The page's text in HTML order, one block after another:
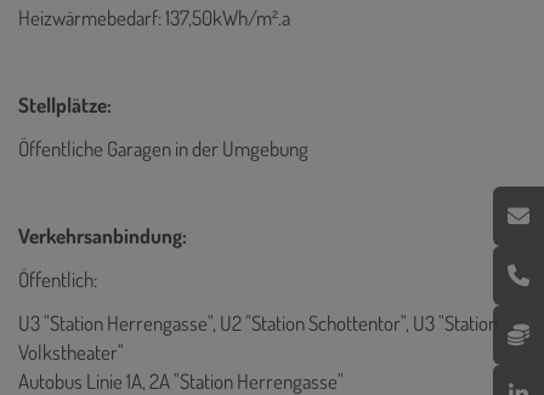
Heizwärmebedarf: 137,50kWh/m².a
Stellplätze:
Öffentliche Garagen in der Umgebung
Verkehrsanbindung:
Öffentlich:
U3 "Station Herrengasse", U2 "Station Schottentor", U3 "Station
Volkstheater"
Autobus Linie 1A, 2A "Station Herrengasse"